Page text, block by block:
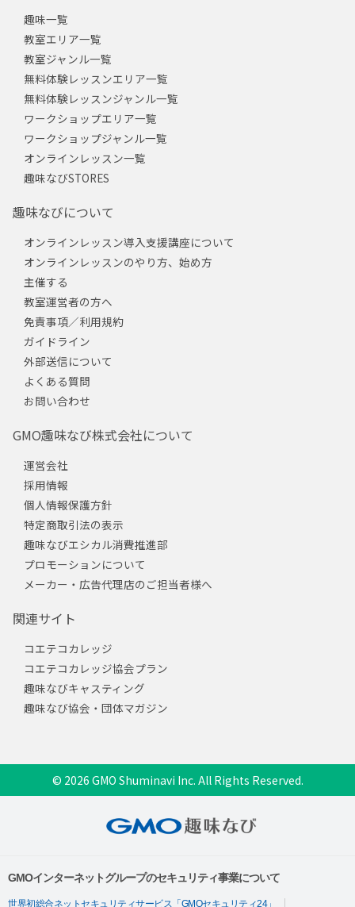
趣味一覧
教室エリア一覧
教室ジャンル一覧
無料体験レッスンエリア一覧
無料体験レッスンジャンル一覧
ワークショップエリア一覧
ワークショップジャンル一覧
オンラインレッスン一覧
趣味なびSTORES
趣味なびについて
オンラインレッスン導入支援講座について
オンラインレッスンのやり方、始め方
主催する
教室運営者の方へ
免責事項／利用規約
ガイドライン
外部送信について
よくある質問
お問い合わせ
GMO趣味なび株式会社について
運営会社
採用情報
個人情報保護方針
特定商取引法の表示
趣味なびエシカル消費推進部
プロモーションについて
メーカー・広告代理店のご担当者様へ
関連サイト
コエテコカレッジ
コエテコカレッジ協会プラン
趣味なびキャスティング
趣味なび協会・団体マガジン
© 2026 GMO Shuminavi Inc. All Rights Reserved.